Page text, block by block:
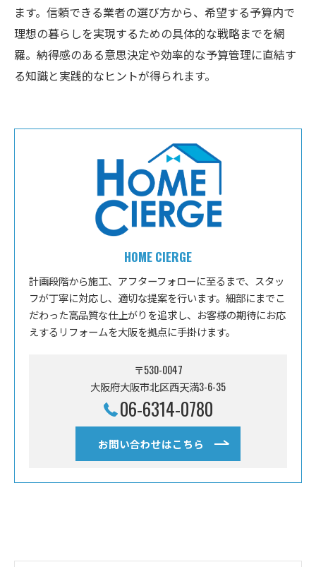
ます。信頼できる業者の選び方から、希望する予算内で
理想の暮らしを実現するための具体的な戦略までを網
羅。納得感のある意思決定や効率的な予算管理に直結す
る知識と実践的なヒントが得られます。
HOME CIERGE
計画段階から施工、アフターフォローに至るまで、スタッ
フが丁寧に対応し、適切な提案を行います。細部にまでこ
だわった高品質な仕上がりを追求し、お客様の期待にお応
えするリフォームを大阪を拠点に手掛けます。
〒530-0047
大阪府大阪市北区西天満3-6-35
06-6314-0780
お問い合わせはこちら